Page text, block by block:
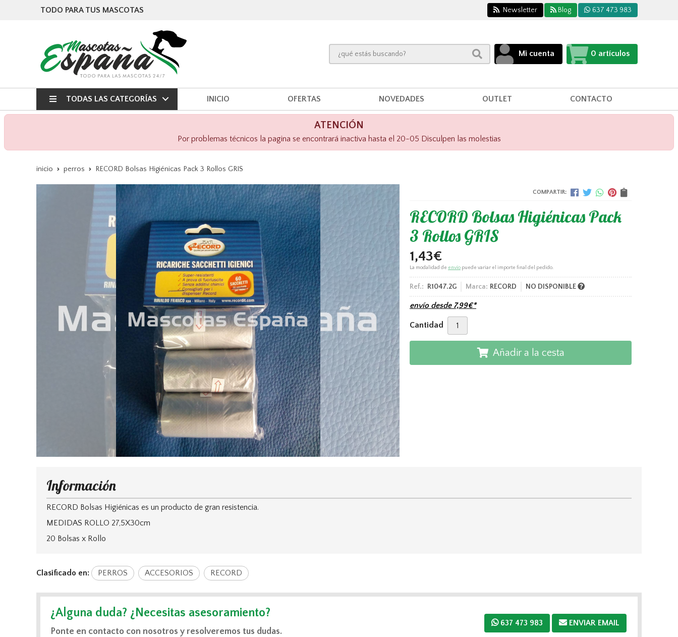
TODO PARA TUS MASCOTAS Newsletter Blog 637 473 983
Mi cuenta 0 artículos
TODAS LAS CATEGORÍAS INICIO OFERTAS NOVEDADES OUTLET CONTACTO
ATENCIÓN
Por problemas técnicos la pagina se encontrará inactiva hasta el 20-05 Disculpen las molestias
inicio perros RECORD Bolsas Higiénicas Pack 3 Rollos GRIS
COMPARTIR:
RECORD Bolsas Higiénicas Pack
3 Rollos GRIS
1,43€
La modalidad de envío puede variar el importe final del pedido.
Ref.: R1047.2G Marca: RECORD NO DISPONIBLE
envío desde 7,99€*
Cantidad
Añadir a la cesta
Información
RECORD Bolsas Higiénicas es un producto de gran resistencia.
MEDIDAS ROLLO 27,5X30cm
20 Bolsas x Rollo
Clasificado en: PERROS ACCESORIOS RECORD
¿Alguna duda? ¿Necesitas asesoramiento?
Ponte en contacto con nosotros y resolveremos tus dudas.
637 473 983 ENVIAR EMAIL